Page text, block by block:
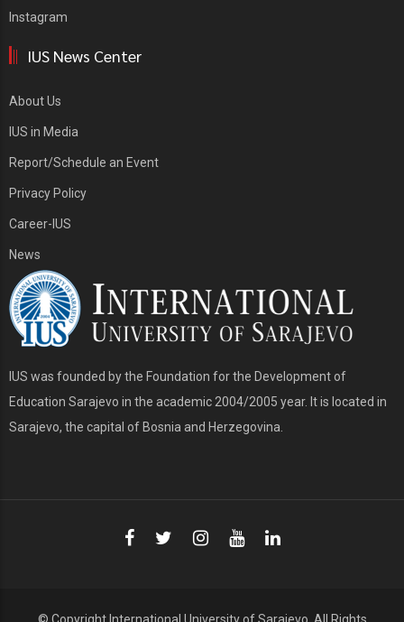
Instagram
IUS News Center
About Us
IUS in Media
Report/Schedule an Event
Privacy Policy
Career-IUS
News
IUS was founded by the Foundation for the Development of
Education Sarajevo in the academic 2004/2005 year. It is located in
Sarajevo, the capital of Bosnia and Herzegovina.